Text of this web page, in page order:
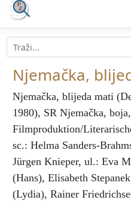
Njemačka,
Njemačka, blijeda mati
1980), SR Njemačka,
Filmproduktion/
sc.: Helma Sanders-
Jürgen Knieper, ul.: Eva
(Hans), Elisabeth
(Lydia), Rainer